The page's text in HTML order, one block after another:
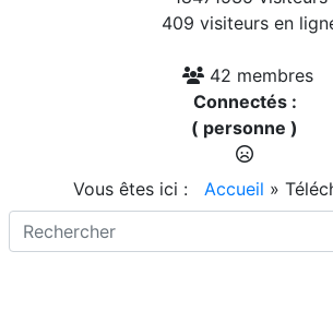
409 visiteurs en
42 membres
Connectés :
( personne )
Vous êtes ici : Accueil »